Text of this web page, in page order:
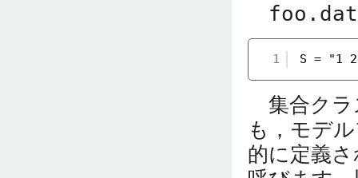
foo.dat
1 S = "1
集合クラ
も，モデ
的に定義